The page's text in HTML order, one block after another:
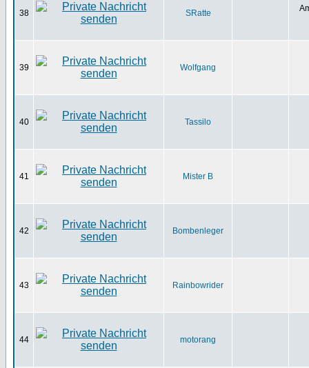
38 SRatte
39 Wolfgang
40 Tassilo
41 Mister B
42 Bombenleger
43 Rainbowrider
44 motorang